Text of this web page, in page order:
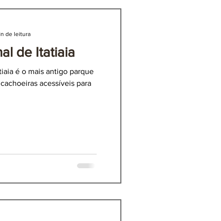
de Itatiaia
é o mais antigo parque
acessíveis para
de leitura
sobre
de Itatiaia
é o mais antigo parque
acessíveis para
de leitura